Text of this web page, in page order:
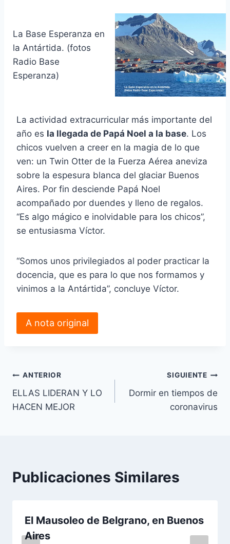
La Base Esperanza en
la Antártida. (fotos
Radio Base
Esperanza)
La actividad extracurricular más importante del
año es la llegada de Papá Noel a la base. Los
chicos vuelven a creer en la magia de lo que
ven: un Twin Otter de la Fuerza Aérea aneviza
sobre la espesura blanca del glaciar Buenos
Aires. Por fin desciende Papá Noel
acompañado por duendes y lleno de regalos.
“Es algo mágico e inolvidable para los chicos”,
se entusiasma Víctor.
“Somos unos privilegiados al poder practicar la
docencia, que es para lo que nos formamos y
vinimos a la Antártida”, concluye Víctor.
A nota original
Navegación
de
ANTERIOR
ELLAS LIDERAN Y LO
HACEN MEJOR
SIGUIENTE
Dormir en tiempos de
coronavirus
Publicaciones Similares
El Mausoleo de Belgrano, en Buenos
Aires